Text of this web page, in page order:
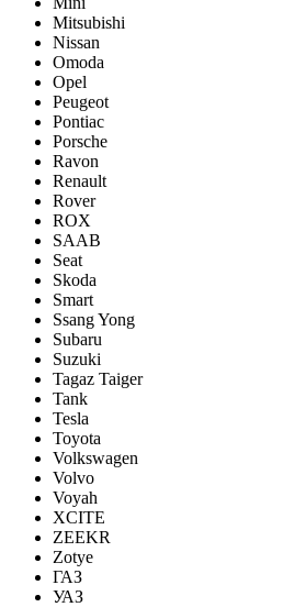
Mitsubishi
Nissan
Omoda
Opel
Peugeot
Pontiac
Porsсhe
Ravon
Renault
Rover
ROX
SAAB
Seat
Skoda
Smart
Ssang Yong
Subaru
Suzuki
Tagaz Taiger
Tank
Tesla
Toyota
Volkswagen
Volvo
Voyah
XCITE
ZEEKR
Zotye
ГАЗ
УАЗ